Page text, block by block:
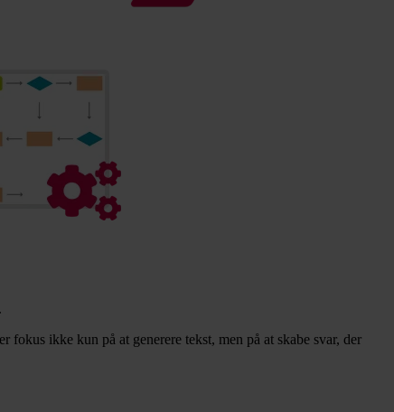
ikke kun på at generere tekst, men på at skabe svar, der